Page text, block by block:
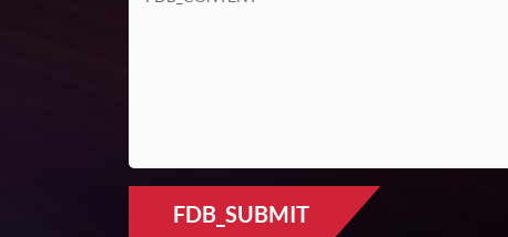
FDB_SUBMIT